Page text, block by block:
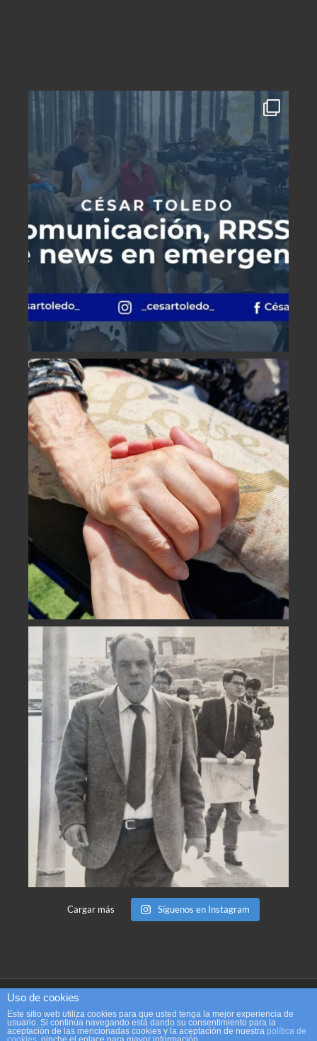
Cargar más Síguenos en Instagram
Copyright 2017 Análisis no verbal | Diseño: Begoña Tauler |
contacto@analisisnoverbal.com
Uso de cookies
Este sitio web utiliza cookies para que usted tenga la mejor experiencia de
usuario. Si continúa navegando está dando su consentimiento para la
aceptación de las mencionadas cookies y la aceptación de nuestra política de